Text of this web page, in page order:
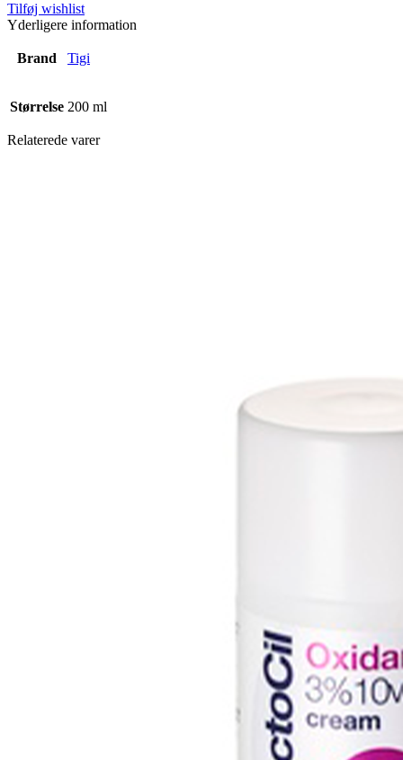
Tilføj wishlist
Yderligere information
Brand Tigi
Størrelse 200 ml
Relaterede varer